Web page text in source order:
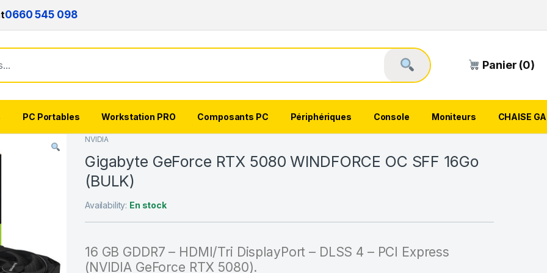
0660 545 098
Panier (0)
PC Portables Workstation PRO Composants PC Périphériques Console Moniteurs CHAISE
NVIDIA
Gigabyte GeForce RTX 5080 WINDFORCE OC SFF 16Go
(BULK)
Availability: En stock
16 GB GDDR7 – HDMI/Tri DisplayPort – DLSS 4 – PCI Express
(NVIDIA GeForce RTX 5080).